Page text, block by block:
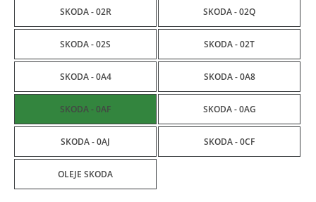
SKODA - 02R SKODA - 02Q
SKODA - 02S SKODA - 02T
SKODA - 0A4 SKODA - 0A8
SKODA - 0AF SKODA - 0AG
SKODA - 0AJ SKODA - 0CF
OLEJE SKODA